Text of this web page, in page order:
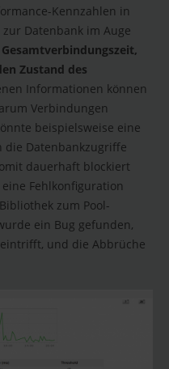
Kennzahlen in
Datenbank im Auge
Zustand des
Informationen können
Verbindungen
beispielsweise eine
die Datenbankzugriffe
dauerhaft blockiert
Fehlkonfiguration
zum Pool-
ein Bug gefunden,
und die Abbrüche